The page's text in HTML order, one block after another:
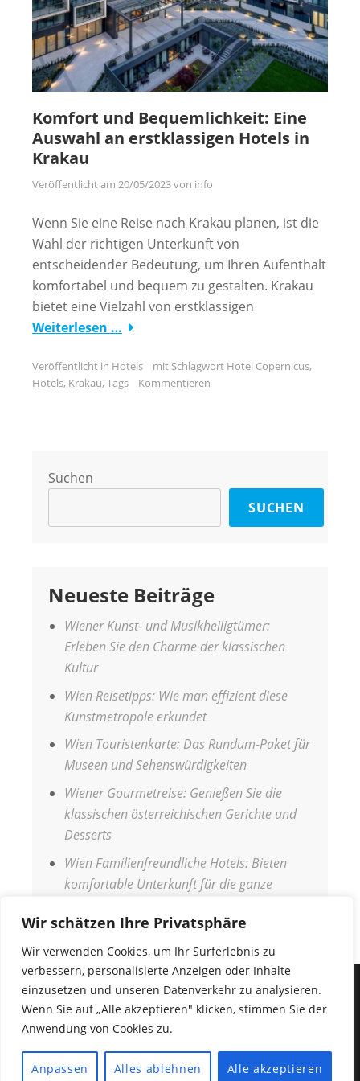
Wir schätzen Ihre Privatsphäre
Wir verwenden Cookies, um Ihr Surferlebnis zu
verbessern, personalisierte Anzeigen oder Inhalte
einzusetzen und unseren Datenverkehr zu analysieren.
Wenn Sie auf „Alle akzeptieren" klicken, stimmen Sie der
Anwendung von Cookies zu.
Anpassen Alles ablehnen Alle akzeptieren
Komfort und Bequemlichkeit: Eine
Auswahl an erstklassigen Hotels in
Krakau
Veröffentlicht am 20/05/2023von info
Wenn Sie eine Reise nach Krakau planen, ist die
Wahl der richtigen Unterkunft von
entscheidender Bedeutung, um Ihren Aufenthalt
komfortabel und bequem zu gestalten. Krakau
bietet eine Vielzahl von erstklassigen
Weiterlesen …
Veröffentlicht in Hotels mit Schlagwort Hotel Copernicus,
Hotels, Krakau, Tags Kommentieren
Suchen
SUCHEN
Neueste Beiträge
Wiener Kunst- und Musikheiligtümer:
Erleben Sie den Charme der klassischen
Kultur
Wien Reisetipps: Wie man effizient diese
Kunstmetropole erkundet
Wien Touristenkarte: Das Rundum-Paket für
Museen und Sehenswürdigkeiten
Wiener Gourmetreise: Genießen Sie die
klassischen österreichischen Gerichte und
Desserts
Wien Familienfreundliche Hotels: Bieten
komfortable Unterkunft für die ganze
IMPRESSUM
DATENSCHUTZERKLÄRUNG
COPYRIGHT © 2026URLAUB WELT • Fabulous
Fluid vonCatch Themes